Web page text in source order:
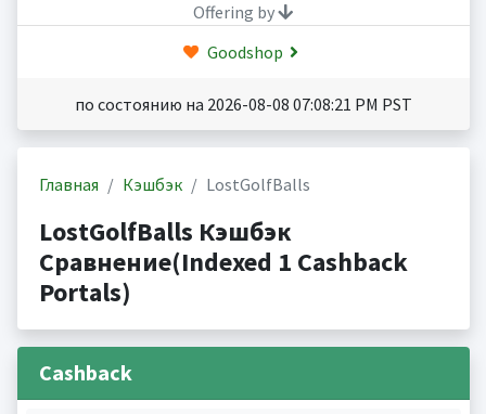
Offering by
Goodshop
по состоянию на 2026-08-08 07:08:21 PM PST
Главная Кэшбэк LostGolfBalls
LostGolfBalls Кэшбэк
Сравнение(Indexed 1 Cashback
Portals)
Cashback